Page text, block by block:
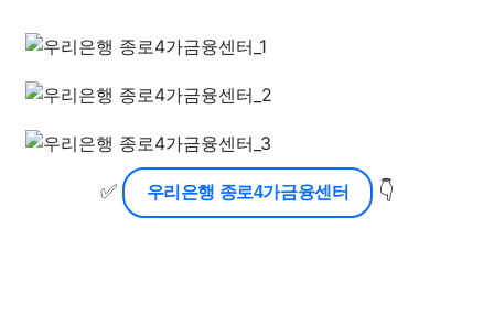
✅ 우리은행 종로4가금융센터 👇